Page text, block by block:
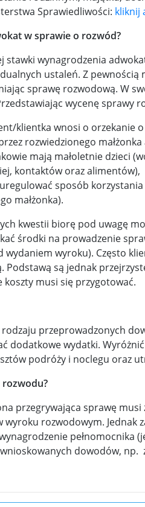
Sprawiedliwości: kliknij
w sprawie o rozwód?
stawki wynagrodzenia
ustaleń. Z
sprawę rozwodową. W
wycenę sprawy
klientka wnosi o orzekanie
rozwiedzionego
mają małoletnie dzieci
kontaktów oraz alimentów),
sposób
małżonka).
kwestii biorę pod uwagę
środki na prowadzenie
wyroku). Często
Podstawą są jednak
koszty musi się przygotować.
rodzaju przeprowadzonych
dodatkowe wydatki.
podróży i noclegu oraz
rozwodu?
przegrywająca sprawę
wyroku rozwodowym. Jednak
pełnomocnika
dowodów, np.